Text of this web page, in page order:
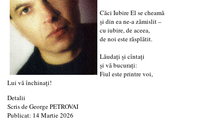
Căci Iubire El se cheamă
şi din ea ne-a zămislit –
cu iubire, de aceea,
de noi este răsplătit.
Lăudaţi şi cîntaţi
şi vă bucuraţi:
Fiul este printre voi,
Lui vă închinaţi!
Detalii
Scris deGeorge PETROVAI
Publicat: 14 Martie 2026